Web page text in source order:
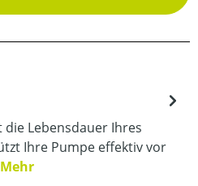
Lebensdauer Ihres
Ihre Pumpe effektiv vor
Mehr